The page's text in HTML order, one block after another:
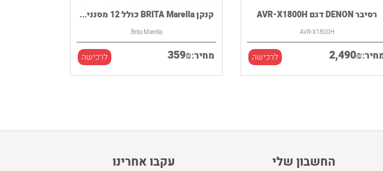
קנקן BRITA Marella כולל 12 מסנני...
Brita Marella
מחיר: 359₪ לרכישה
רסיבר DENON דגם AVR-X1800H
AVR-X1800H
2,490₪ לרכישה
עקבו אחרינו החשבון שלי